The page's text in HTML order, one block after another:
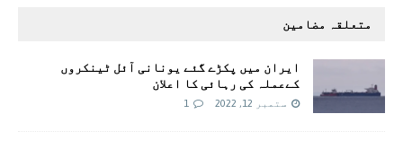
متعلقہ مضامین
ایران میں پکڑے گئے یونانی آئل ٹینکروں
کےعملہ کی رہائی کا اعلان
ستمبر 12, 2022 1